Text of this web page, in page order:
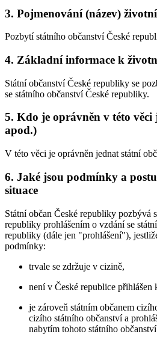
3. Pojmenování (název)
Pozbytí státního občanství České
4. Základní informace k
Státní občanství České republiky se
se státního občanství České republiky.
5. Kdo je oprávněn v této věci
apod.)
V této věci je oprávněn jednat státní
6. Jaké jsou podmínky a
situace
Státní občan České republiky pozbývá
republiky prohlášením o vzdání se
republiky (dále jen "prohlášení"),
podmínky:
trvale se zdržuje v cizině,
není v České republice přihlášen
je zároveň státním občanem
cizího státního občanství a
nabytím tohoto státního